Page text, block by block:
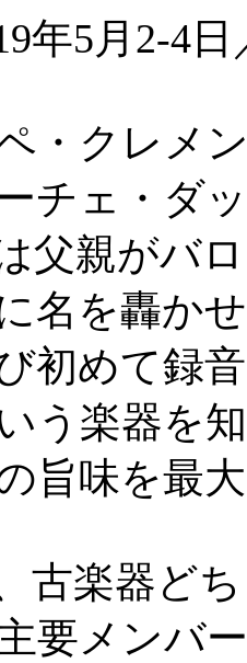
年5月2-4日
・クレメ
チェ・ダ
父親がバ
名を轟か
初めて録
う楽器を
旨味を最
古楽器ど
要メンバ